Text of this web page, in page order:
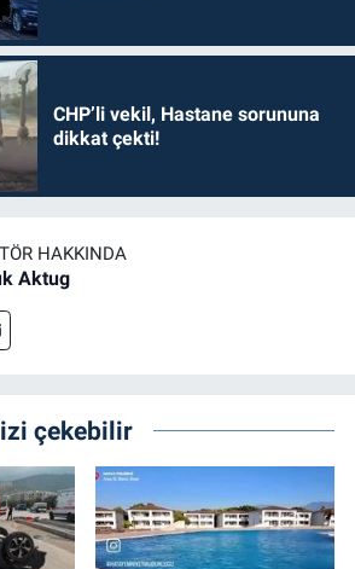
CHP’li vekil, Hastane sorununa
dikkat çekti!
HAKKINDA
Aktug
çekebilir